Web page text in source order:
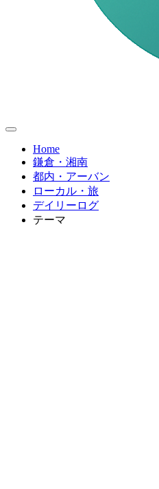
Home
鎌倉・湘南
都内・アーバン
ローカル・旅
デイリーログ
テーマ